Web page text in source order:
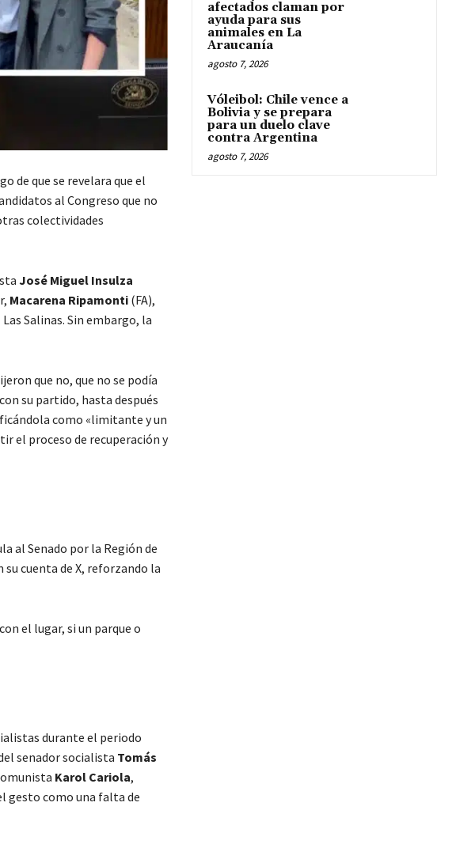
de que se revelara que el
al Congreso que no
colectividades
José Miguel Insulza
Macarena Ripamonti(FA),
Salinas. Sin embargo, la
que no, que no se podía
su partido, hasta después
como «limitante y un
el proceso de recuperación y
al Senado por la Región de
cuenta de X, reforzando la
el lugar, si un parque o
durante el periodo
senador socialista Tomás
Karol Cariola,
gesto como una falta de
afectados claman por
ayuda para sus
animales en La
Araucanía
agosto 7, 2026
Vóleibol: Chile vence a
Bolivia y se prepara
para un duelo clave
contra Argentina
agosto 7, 2026